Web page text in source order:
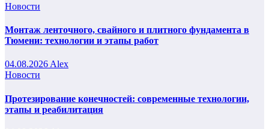
Новости
Монтаж ленточного, свайного и плитного фундамента в
Тюмени: технологии и этапы работ
04.08.2026 Alex
Новости
Протезирование конечностей: современные технологии,
этапы и реабилитация